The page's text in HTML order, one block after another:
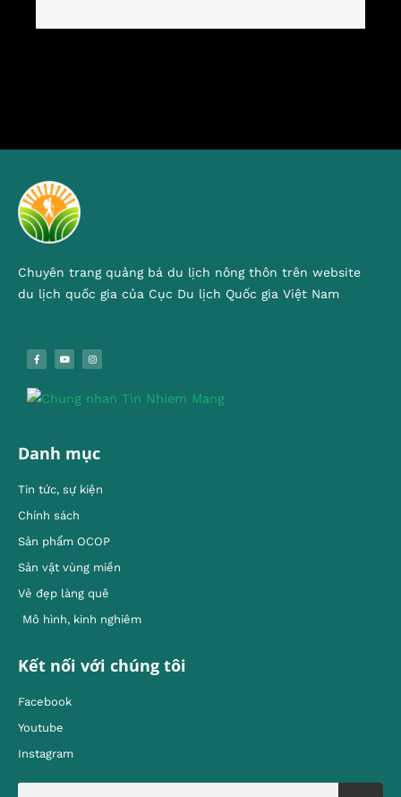
Chuyên trang quảng bá du lịch nông thôn trên website
du lịch quốc gia của Cục Du lịch Quốc gia Việt Nam
Danh mục
Tin tức, sự kiện
Chính sách
Sản phẩm OCOP
Sản vật vùng miền
Vẻ đẹp làng quê
Mô hình, kinh nghiêm
Kết nối với chúng tôi
Facebook
Youtube
Instagram